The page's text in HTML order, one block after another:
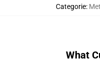
Categorie:
What